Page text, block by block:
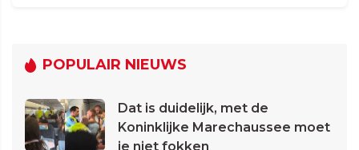
POPULAIR NIEUWS
Dat is duidelijk, met de
Koninklijke Marechaussee moet
je niet fokken